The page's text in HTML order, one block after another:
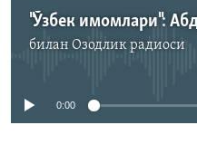
билан Озодлик радиоси
Айни дамда
0:00